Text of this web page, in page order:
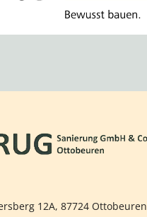
12A, 87724 Ottobeuren